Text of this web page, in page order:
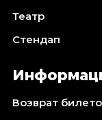
Театр
Стендап
Возврат